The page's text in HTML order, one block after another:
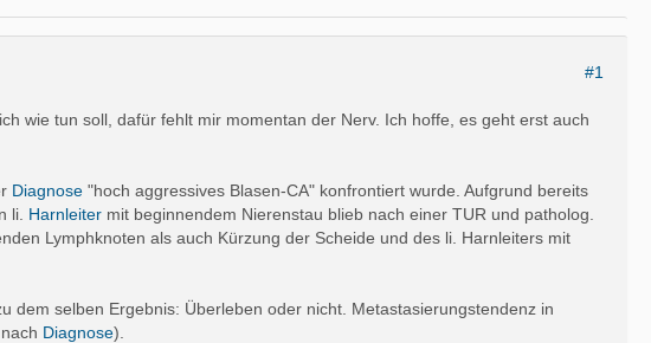
#1
wie tun soll, dafür fehlt mir momentan der Nerv. Ich hoffe, es geht erst auch
Diagnose "hoch aggressives Blasen-CA" konfrontiert wurde. Aufgrund bereits
li. Harnleiter mit beginnendem Nierenstau blieb nach einer TUR und patholog.
Lymphknoten als auch Kürzung der Scheide und des li. Harnleiters mit
dem selben Ergebnis: Überleben oder nicht. Metastasierungstendenz in
Diagnose).